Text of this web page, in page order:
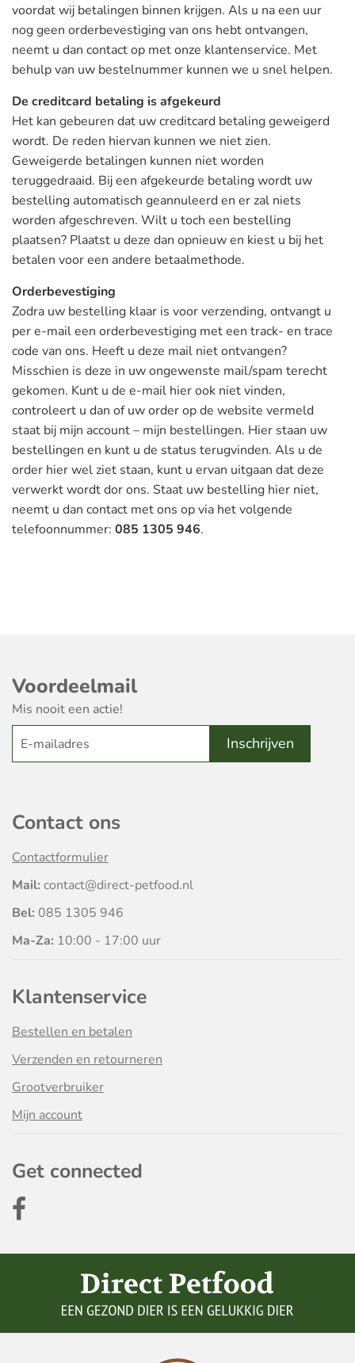
voordat wij betalingen binnen krijgen. Als u na een uur
nog geen orderbevestiging van ons hebt ontvangen,
neemt u dan contact op met onze klantenservice. Met
behulp van uw bestelnummer kunnen we u snel helpen.
De creditcard betaling is afgekeurd
Het kan gebeuren dat uw creditcard betaling geweigerd
wordt. De reden hiervan kunnen we niet zien.
Geweigerde betalingen kunnen niet worden
teruggedraaid. Bij een afgekeurde betaling wordt uw
bestelling automatisch geannuleerd en er zal niets
worden afgeschreven. Wilt u toch een bestelling
plaatsen? Plaatst u deze dan opnieuw en kiest u bij het
betalen voor een andere betaalmethode.
Orderbevestiging
Zodra uw bestelling klaar is voor verzending, ontvangt u
per e-mail een orderbevestiging met een track- en trace
code van ons. Heeft u deze mail niet ontvangen?
Misschien is deze in uw ongewenste mail/spam terecht
gekomen. Kunt u de e-mail hier ook niet vinden,
controleert u dan of uw order op de website vermeld
staat bij mijn account – mijn bestellingen. Hier staan uw
bestellingen en kunt u de status terugvinden. Als u de
order hier wel ziet staan, kunt u ervan uitgaan dat deze
verwerkt wordt dor ons. Staat uw bestelling hier niet,
neemt u dan contact met ons op via het volgende
telefoonnummer: 085 1305 946.
Voordeelmail
Mis nooit een actie!
Contact ons
Contactformulier
Mail: contact@direct-petfood.nl
Bel: 085 1305 946
Ma-Za: 10:00 - 17:00 uur
Klantenservice
Bestellen en betalen
Verzenden en retourneren
Grootverbruiker
Mijn account
Get connected